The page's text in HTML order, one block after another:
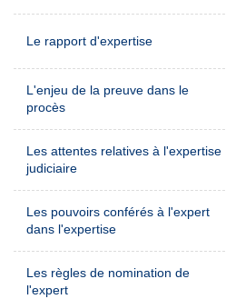
Le rapport d'expertise
L'enjeu de la preuve dans le
procès
Les attentes relatives à l'expertise
judiciaire
Les pouvoirs conférés à l'expert
dans l'expertise
Les règles de nomination de
l'expert